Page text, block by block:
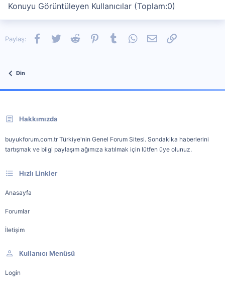
Konuyu Görüntüleyen Kullanıcılar (Toplam:0)
Paylaş: Facebook
TwitterReddit PinterestTumblrWhatsApp
E-postaLink
Din
Hakkımızda
buyukforum.com.tr Türkiye'nin Genel Forum Sitesi. Sondakika haberlerini
tartışmak ve bilgi paylaşım ağımıza katılmak için lütfen üye olunuz.
Hızlı Linkler
Anasayfa
Forumlar
İletişim
Kullanıcı Menüsü
Login